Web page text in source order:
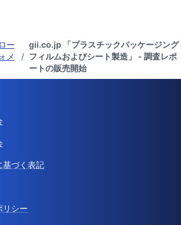
ー
メ
/
gii.co.jp 「プラスチックパッケージング
フィルムおよびシート製造」 - 調査レポ
ートの販売開始
基づく表記
リシー